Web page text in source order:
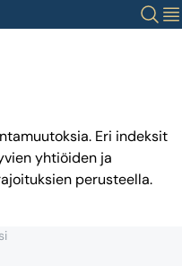
Haku
Eri indeksit
yhtiöiden ja
perusteella.